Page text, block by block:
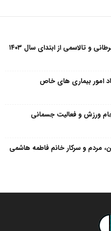
و تالاسمی از ابتدای سال ۱۴۰۳
امور بیماری های خاص
ورزش و فعالیت جسمانی
مردم و سرکار خانم فاطمه هاشمی